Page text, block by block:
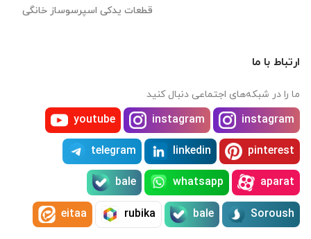
قطعات یدکی اسپرسوساز خانگی
ارتباط با ما
ما را در شبکه‌های اجتماعی دنبال کنید
instagram
instagram
youtube
pinterest
linkedin
telegram
aparat
whatsapp
bale
Soroush
bale
rubika
eitaa